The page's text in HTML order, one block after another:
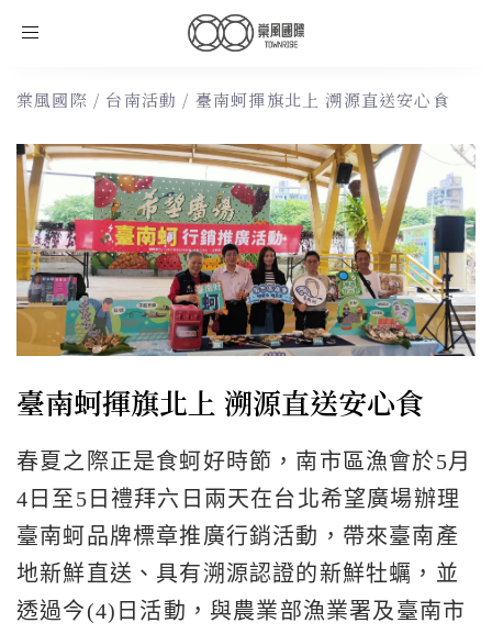
Toggle
棠風國際 / 台南活動 / 臺南蚵揮旗北上 溯源直送安心食
臺南蚵揮旗北上 溯源直送安心食
春夏之際正是食蚵好時節，南市區漁會於5月
4日至5日禮拜六日兩天在台北希望廣場辦理
臺南蚵品牌標章推廣行銷活動，帶來臺南產
地新鮮直送、具有溯源認證的新鮮牡蠣，並
透過今(4)日活動，與農業部漁業署及臺南市